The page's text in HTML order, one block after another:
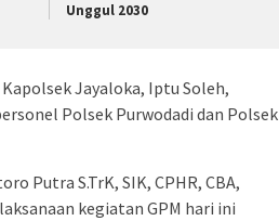
Unggul 2030
Jayaloka, Iptu Soleh,
Polsek Purwodadi dan Polsek
Putra S.TrK, SIK, CPHR, CBA,
kegiatan GPM hari ini